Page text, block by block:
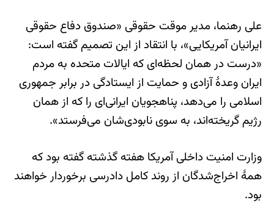
علی رهنما، مدیر موقت حقوقی «صندوق دفاع حقوقی
ایرانیان آمریکایی»، با انتقاد از این تصمیم گفته است:
«درست در همان لحظه‌ای که ایالات متحده به مردم
ایران وعدۀ آزادی و حمایت از ایستادگی در برابر جمهوری
اسلامی را می‌دهد، پناهجویان ایرانی‌ای را که از همان
رژیم گریخته‌اند، به سوی نابودی‌شان می‌فرستد».
وزارت امنیت داخلی آمریکا هفته گذشته گفته بود که
همۀ اخراج‌شدگان از روند کامل دادرسی برخوردار خواهند
بود.